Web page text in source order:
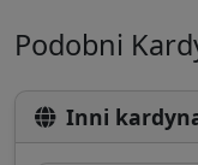
Podobni
Inni